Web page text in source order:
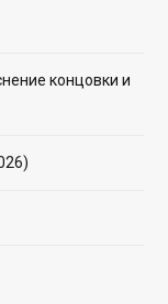
концовки и